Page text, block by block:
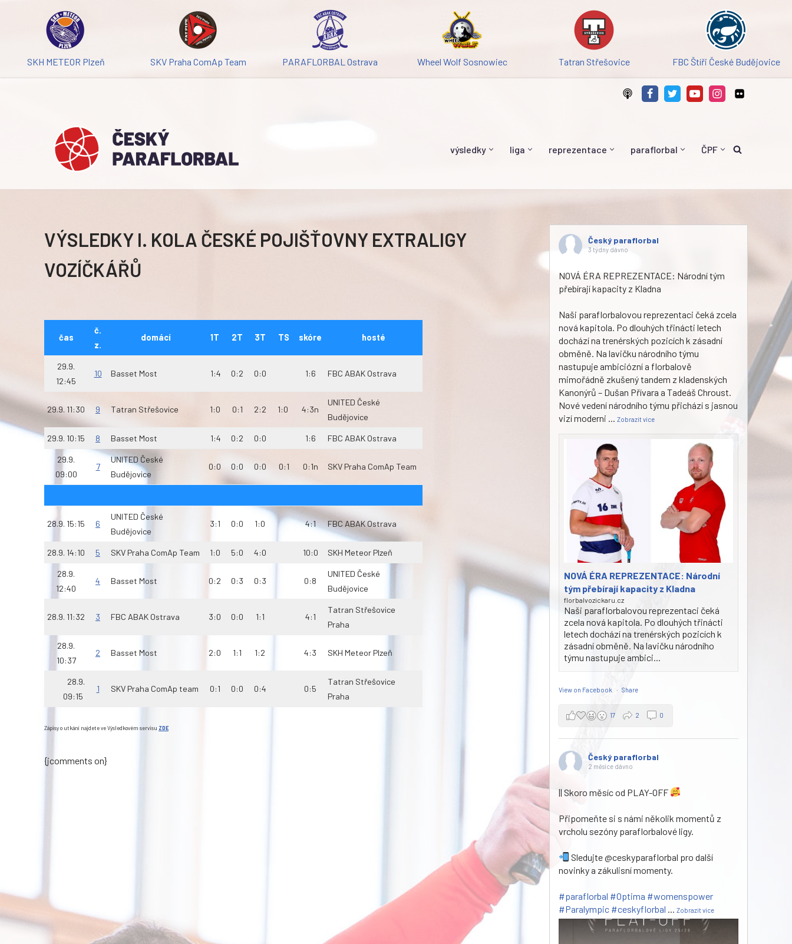
SKH METEOR Plzeň SKV Praha ComAp Team PARAFLORBAL Ostrava Wheel Wolf Sosnowiec Tatran Střešovice FBC Štíři České Budějovice
Přeskočit
obsah
výsledky liga reprezentace paraflorbal ČPF
VÝSLEDKY I. KOLA ČESKÉ POJIŠŤOVNY EXTRALIGY
VOZÍČKÁŘŮ
čas
č.
z.
domácí 1T 2T 3T TS skóre hosté
29.9.
12:45
10 Basset Most 1:4 0:2 0:0 1:6 FBC ABAK Ostrava
29.9. 11:30 9 Tatran Střešovice 1:0 0:1 2:2 1:0 4:3n
UNITED České
Budějovice
29.9. 10:15 8 Basset Most 1:4 0:2 0:0 1:6 FBC ABAK Ostrava
29.9.
09:00
7
UNITED České
Budějovice
0:0 0:0 0:0 0:1 0:1n SKV Praha ComAp Team
28.9. 15:15 6
UNITED České
Budějovice
3:1 0:0 1:0 4:1 FBC ABAK Ostrava
28.9. 14:10 5 SKV Praha ComAp Team 1:0 5:0 4:0 10:0 SKH Meteor Plzeň
28.9.
12:40
4 Basset Most 0:2 0:3 0:3 0:8
UNITED České
Budějovice
28.9. 11:32 3 FBC ABAK Ostrava 3:0 0:0 1:1 4:1
Tatran Střešovice
Praha
28.9.
10:37
2 Basset Most 2:0 1:1 1:2 4:3 SKH Meteor Plzeň
28.9.
09:15
1 SKV Praha ComAp team 0:1 0:0 0:4 0:5
Tatran Střešovice
Praha
Zápisy o utkání najdete ve Výsledkovém servisu ZDE
{jcomments on}
Český paraflorbal
3 týdny dávno
NOVÁ ÉRA REPREZENTACE: Národní tým
přebírají kapacity z Kladna
Naši paraflorbalovou reprezentaci čeká zcela
nová kapitola. Po dlouhých třinácti letech
dochází na trenérských pozicích k zásadní
obměně. Na lavičku národního týmu
nastupuje ambiciózní a florbalově
mimořádně zkušený tandem z kladenských
Kanonýrů – Dušan Přívara a Tadeáš Chroust.
Nové vedení národního týmu přichází s jasnou
vizí moderni ... Zobrazit více
NOVÁ ÉRA REPREZENTACE: Národní
tým přebírají kapacity z Kladna
florbalvozickaru.cz
Naši paraflorbalovou reprezentaci čeká
zcela nová kapitola. Po dlouhých třinácti
letech dochází na trenérských pozicích k
zásadní obměně. Na lavičku národního
týmu nastupuje ambici...
View on Facebook · Share
17 2 0
Český paraflorbal
2 měsíce dávno
|| Skoro měsíc od PLAY-OFF
Připomeňte si s námi několik momentů z
vrcholu sezóny paraflorbalové ligy.
Sledujte @ceskyparaflorbal pro další
novinky a zákulisní momenty.
#paraflorbal #Optima #womenspower
#Paralympic #ceskyflorbal Zobrazit více